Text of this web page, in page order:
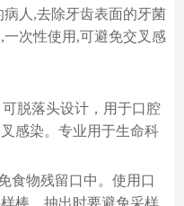
人,去除牙齿表面的牙菌
次性使用,可避免交叉感
脱落头设计，用于口腔
感染。专业用于生命科
食物残留口中。使用口
棒，抽出时要避免采样